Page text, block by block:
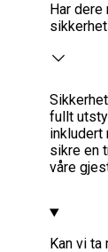
Har
fullt
inkludert
sikre en
våre
Kan vi ta